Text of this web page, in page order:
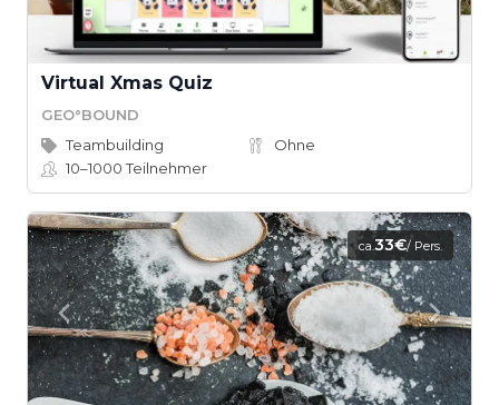
Virtual Xmas Quiz
GEO°BOUND
Teambuilding
Ohne
10–1000Teilnehmer
ca.33€/ Pers.